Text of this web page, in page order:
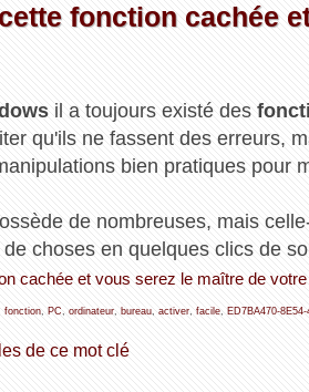
fonction cachée
il a toujours existé des
qu'ils ne fassent des erreurs,
bien pratiques pour
de nombreuses, mais
choses en quelques clics de
cachée et vous serez le maître de
fonction, PC, ordinateur, bureau, activer, facile, ED7BA470-
de ce mot clé